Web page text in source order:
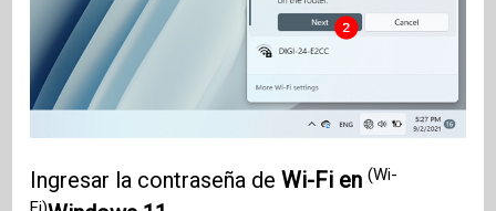
Ingresar la contraseña deWi-Fi en(Wi-